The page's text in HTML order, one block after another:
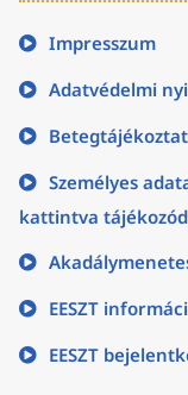
Impresszum
Adatvédelmi
Személyes
kattintva
EESZT
EESZT